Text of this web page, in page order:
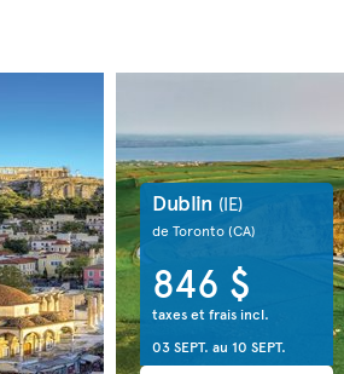
Dublin (IE)
de Toronto(CA)
846 $
taxes et frais incl.
03 SEPT. au 10 SEPT.